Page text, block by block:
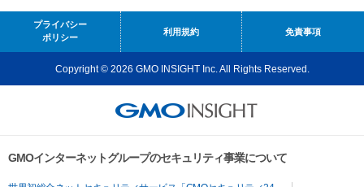
プライバシー
ポリシー
利用規約 免責事項
Copyright © 2026 GMO INSIGHT Inc. All Rights Reserved.
GMOインターネットグループのセキュリティ事業について